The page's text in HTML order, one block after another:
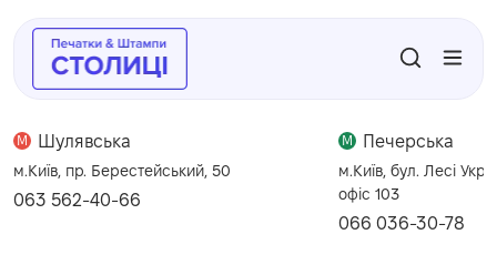
M Шулявська
м.Київ, пр. Берестейський, 50
063 562-40-66
M Печерська
м.Київ, бул. Лесі
офіс 103
066 036-30-78